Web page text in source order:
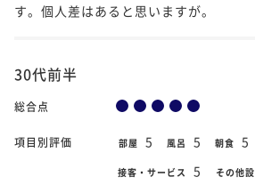
す。個人差はあると思いますが。
30代前半
総合点
項目別評価 部屋 5 風呂 5 朝食 5
接客・サービス 5 その他